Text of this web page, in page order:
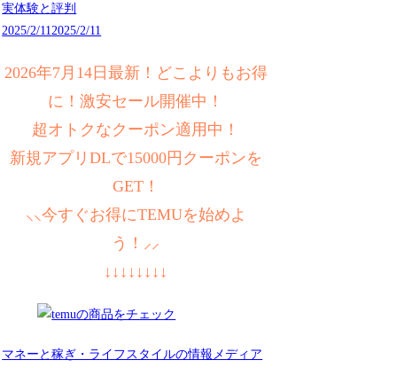
実体験と評判
2025/2/11 2025/2/11
2026年7月14日最新！どこよりもお得
に！激安セール開催中！
超オトクなクーポン適用中！
新規アプリDLで15000円クーポンを
GET！
⸜⸜今すぐお得にTEMUを始めよ
う！⸝⸝
↓↓↓↓↓↓↓↓
マネーと稼ぎ・ライフスタイルの情報メディア